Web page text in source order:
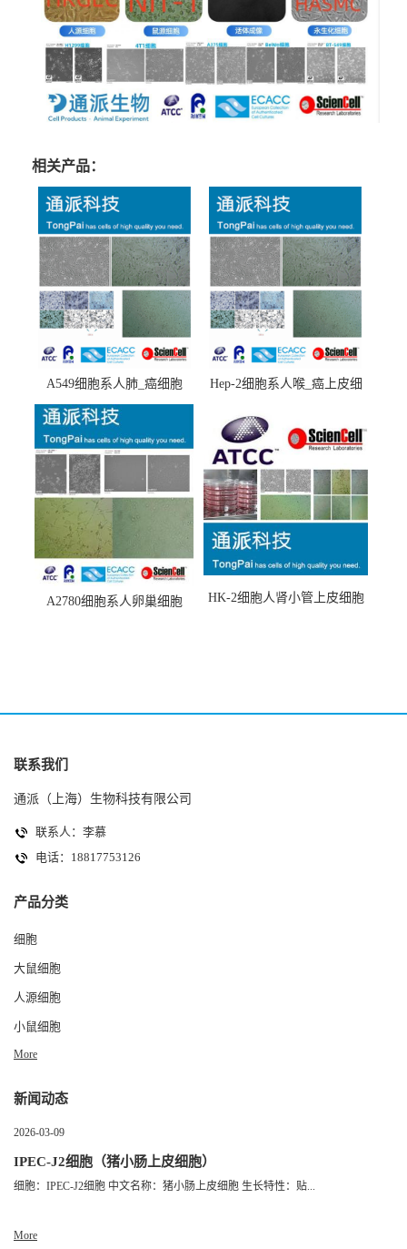
相关产品：
A549细胞系人肺_癌细胞
(A549细胞)
Hep-2细胞系人喉_癌上皮细
A2780细胞系人卵巢细胞
HK-2细胞人肾小管上皮细胞
联系我们
通派（上海）生物科技有限公司
联系人：李慕
电话：18817753126
产品分类
细胞
大鼠细胞
人源细胞
小鼠细胞
More
新闻动态
2026-03-09
IPEC-J2细胞（猪小肠上皮细胞）
细胞：IPEC-J2细胞 中文名称：猪小肠上皮细胞 生长特性：贴...
More